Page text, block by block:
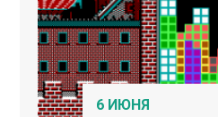
6 ИЮНЯ